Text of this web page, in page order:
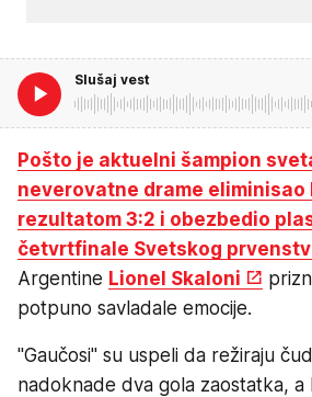
Slušaj vest
Pošto je aktuelni šampion
neverovatne drame eliminisao
rezultatom 3:2 i obezbedio
četvrtfinale Svetskog
Argentine Lionel Skaloni
potpuno savladale emocije.
"Gaučosi" su uspeli da režiraju
nadoknade dva gola zaostatka, a